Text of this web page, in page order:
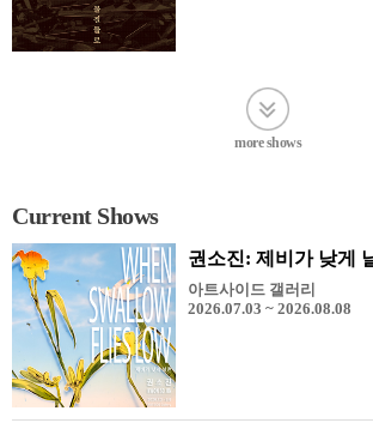
more shows
Current Shows
권소진: 제비가 낮게
아트사이드 갤러리
2026.07.03 ~ 2026.08.08